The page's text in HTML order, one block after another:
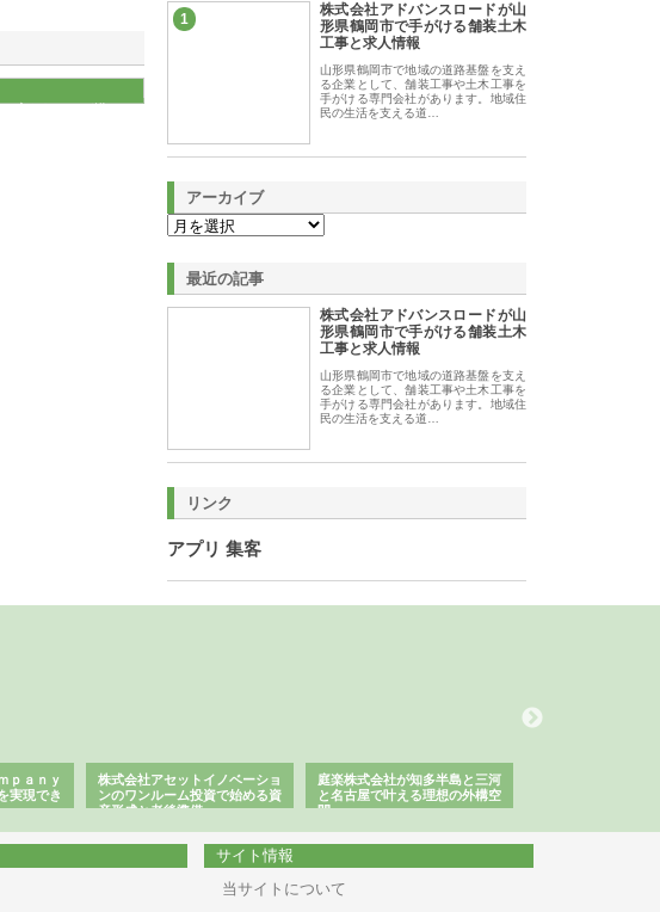
言われるほど慌た
1
株式会社アドバンスロードが山
形県鶴岡市で手がける舗装土木
工事と求人情報
山形県鶴岡市で地域の道路基盤を支え
る企業として、舗装工事や土木工事を
手がける専門会社があります。地域住
民の生活を支える道…
アーカイブ
最近の記事
株式会社アドバンスロードが山
形県鶴岡市で手がける舗装土木
工事と求人情報
山形県鶴岡市で地域の道路基盤を支え
る企業として、舗装工事や土木工事を
手がける専門会社があります。地域住
民の生活を支える道…
リンク
アプリ 集客
ｐａｎｙ
実現でき
株式会社アセットイノベーショ
ンのワンルーム投資で始める資
産形成と老後準備
庭楽株式会社が知多半島と三河
と名古屋で叶える理想の外構空
間
サイト情報
当サイトについて